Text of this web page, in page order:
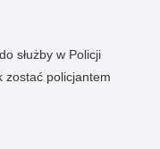
służby w Policji
zostać policjantem